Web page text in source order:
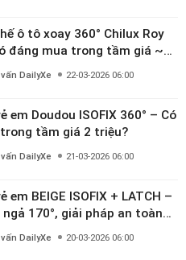
ô tô xoay 360° Chilux Roy
đáng mua trong tầm giá ~3
DailyXe 22-03-2026 06:00
em Doudou ISOFIX 360° – Có
tầm giá 2 triệu?
DailyXe 21-03-2026 06:00
em BEIGE ISOFIX + LATCH –
ngả 170°, giải pháp an toàn
bé 0–10 tuổi
DailyXe 20-03-2026 06:00